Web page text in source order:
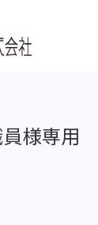
様専用